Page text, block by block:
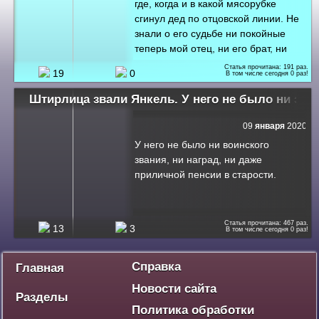
стратегической зоне. И вряд ли кто
тогда осознавал чёткую
географическую принадлежность
этих мест. Это были просто НАША
Сура, НАШ лес и НАШИ горы.
где, когда и в какой мясорубке
сгинул дед по отцовской линии. Не
знали о его судьбе ни покойные
теперь мой отец, ни его брат, ни
сестра. Говорили, что где-то то ли
под Ленинградом, толи под
Сталинградом. От него не осталось
Только моё имя, данное в
19 0
Статья прочитана: 191раз.
В том числе сегодня 0раз!
Штирлица звали Янкель. У него не было ни
09 января2020
У него не было ни воинского
звания, ни наград, ни даже
приличной пенсии в старости.
13 3
Статья прочитана: 467раз.
В том числе сегодня 0раз!
Главная
Разделы
Политика
Экономика
Социум
Культура
Дебют
Победа - наше наследие
Ваше мнение
РазноеСправка
Новости сайта
Политика обработки